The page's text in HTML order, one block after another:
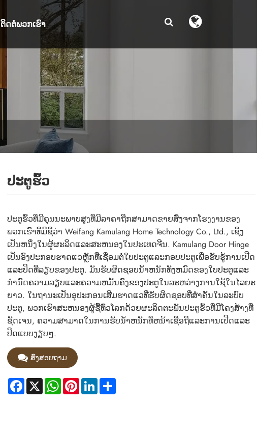
ຕິດຕໍ່ພວກເຮົາ
ປະຕູຮົ້ວ
ປະຕູຮົ້ວທີ່ມີຄຸນນະພາບສູງທີ່ມີລາຄາຖືກສາມາດຂາຍສົ່ງຈາກໂຮງງານຂອງ
ພວກເຮົາທີ່ມີຊື່ວ່າ Weifang Kamulang Home Technology Co., Ltd., ເຊິ່ງ
ເປັນຫນຶ່ງໃນຜູ້ຜະລິດແລະສະຫນອງໃນປະເທດຈີນ. Kamulang Door Hinge
ເປັນອົງປະກອບຮາດແວຫຼັກທີ່ເຊື່ອມຕໍ່ໃບປະຕູແລະກອບປະຕູເພື່ອຮັບຮູ້ການເປີດ
ແລະປິດທີ່ລຽບຂອງປະຕູ. ມັນຮັບຜິດຊອບນ້ໍາຫນັກທັງຫມົດຂອງໃບປະຕູແລະ
ກໍານົດຄວາມລຽບແລະຄວາມຫມັ້ນຄົງຂອງປະຕູໃນລະຫວ່າງການໃຊ້ໃນໄລຍະ
ຍາວ. ໃນຖານະເປັນອຸປະກອນເສີມຮາດແວທີ່ຮັບຜິດຊອບທີ່ສໍາຄັນໃນລະບົບ
ປະຕູ, ພວກເຮົາສະຫນອງຜູ້ຊື້ທົ່ວໂລກດ້ວຍຜະລິດຕະພັນປະຕູຮົ້ວທີ່ມີໂຄງສ້າງທີ່
ຊັດເຈນ, ຄວາມສາມາດໃນການຮັບນ້ໍາຫນັກທີ່ຫນ້າເຊື່ອຖືແລະການເປີດແລະ
ປິດແບບງຽບໆ.
ສົ່ງສອບຖາມ
Facebook
X WhatsApp
PinterestLinkedInShare